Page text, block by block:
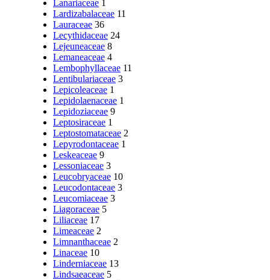
Lanariaceae 1
Lardizabalaceae 11
Lauraceae 36
Lecythidaceae 24
Lejeuneaceae 8
Lemaneaceae 4
Lembophyllaceae 11
Lentibulariaceae 3
Lepicoleaceae 1
Lepidolaenaceae 1
Lepidoziaceae 9
Leptosiraceae 1
Leptostomataceae 2
Lepyrodontaceae 1
Leskeaceae 9
Lessoniaceae 3
Leucobryaceae 10
Leucodontaceae 3
Leucomiaceae 3
Liagoraceae 5
Liliaceae 17
Limeaceae 2
Limnanthaceae 2
Linaceae 10
Linderniaceae 13
Lindsaeaceae 5